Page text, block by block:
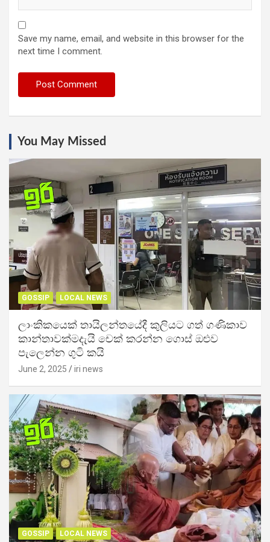
Save my name, email, and website in this browser for the
next time I comment.
You May Missed
GOSSIP LOCAL NEWS
ලාංකිකයෙක් තායිලන්තයේදී කුලියට ගත් ගණිකාව
කාන්තාවක්මදැයි චෙක් කරන්න ගොස් ඔළුව
පැලෙන්න ගුටි කයි
June 2, 2025 iri news
GOSSIP LOCAL NEWS